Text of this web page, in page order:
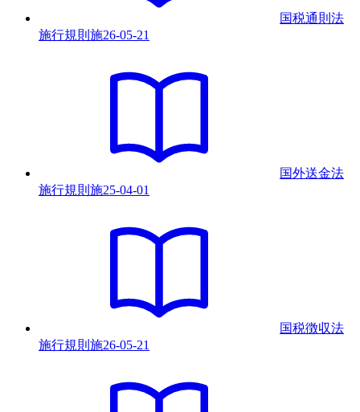
国税通則法
施行規則 施26-05-21
国外送金法
施行規則 施25-04-01
国税徴収法
施行規則 施26-05-21